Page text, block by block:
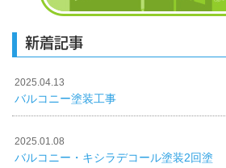
新着記事
2025.04.13
バルコニー塗装工事
2025.01.08
バルコニー・キシラデコール塗装2回塗